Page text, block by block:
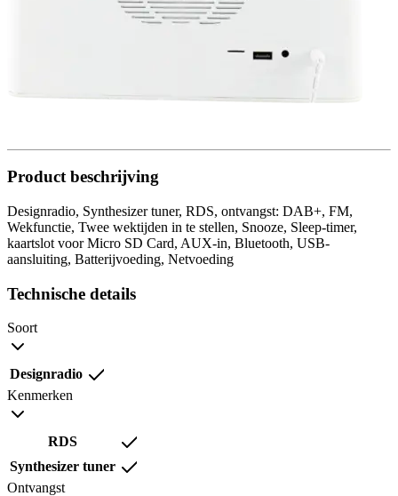
Product beschrijving
Designradio, Synthesizer tuner, RDS, ontvangst: DAB+, FM,
Wekfunctie, Twee wektijden in te stellen, Snooze, Sleep-timer,
kaartslot voor Micro SD Card, AUX-in, Bluetooth, USB-
aansluiting, Batterijvoeding, Netvoeding
Technische details
Soort
Designradio
Kenmerken
RDS
Synthesizer tuner
Ontvangst